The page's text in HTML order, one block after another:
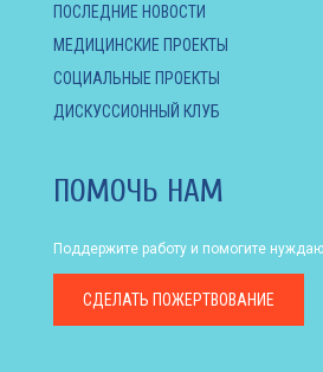
ПОСЛЕДНИЕ НОВОСТИ
МЕДИЦИНСКИЕ ПРОЕКТЫ
СОЦИАЛЬНЫЕ ПРОЕКТЫ
ДИСКУССИОННЫЙ КЛУБ
ПОМОЧЬ НАМ
Поддержите работу и помогите
СДЕЛАТЬ ПОЖЕРТВОВАНИЕ